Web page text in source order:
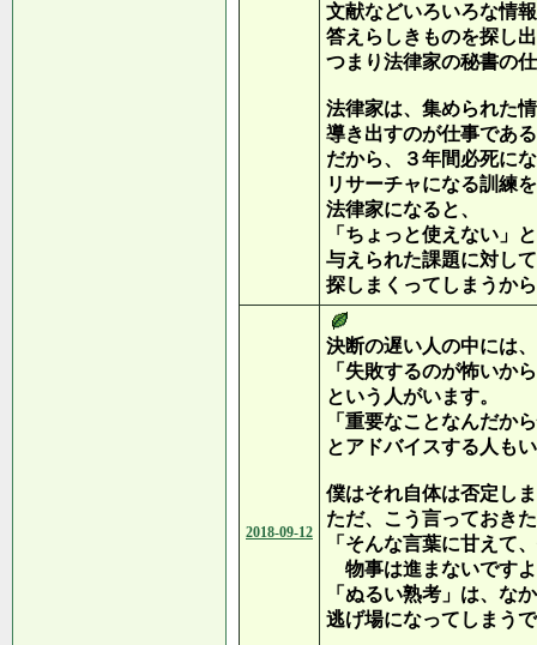
文献などいろいろな情
答えらしきものを探し
つまり法律家の秘書の
法律家は、集められた
導き出すのが仕事であ
だから、３年間必死に
リサーチャになる訓練
法律家になると、
「ちょっと使えない」
与えられた課題に対し
探しまくってしまうか
2018-09-12
決断の遅い人の中には、
「失敗するのが怖いか
という人がいます。
「重要なことなんだか
とアドバイスする人も
僕はそれ自体は否定し
ただ、こう言っておき
「そんな言葉に甘えて
物事は進まないです
「ぬるい熟考」は、な
逃げ場になってしまう